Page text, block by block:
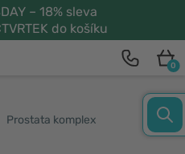
– 18% sleva
do košíku
0
Prostata komplex